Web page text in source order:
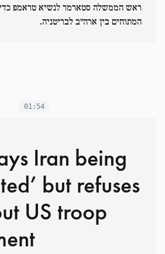
ראש הממשלה סטארמר לנשיא טראמפ
המתוחים בין ארה"ב לבריטניה.
01:54
Iran being
but refuses
US troop